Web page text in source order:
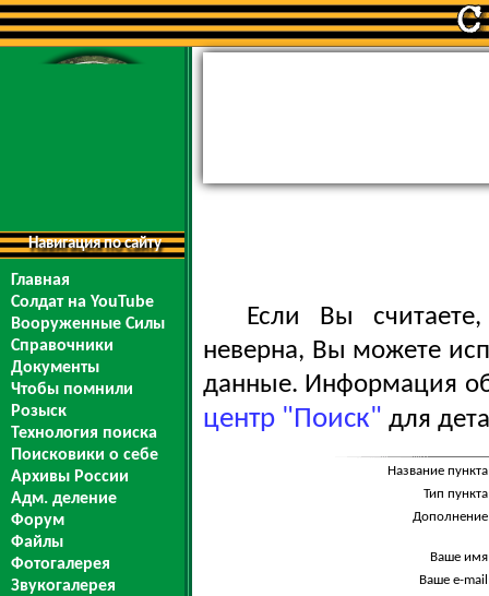
Навигация по сайту
Главная
Солдат на YouTube
Вооруженные Силы
Справочники
Документы
Чтобы помнили
Розыск
Технология поиска
Поисковики о себе
Архивы России
Адм. деление
Форум
Файлы
Фотогалерея
Звукогалерея
Если Вы
неверна, Вы можете
данные. Информация
центр "Поиск" для
Название
Тип
Ваше
Ваше e-